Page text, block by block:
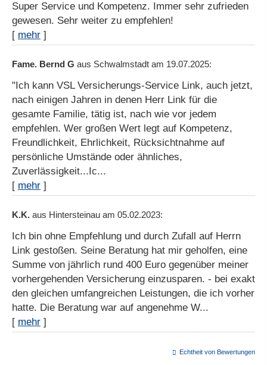
Super Service und Kompetenz. Immer sehr zufrieden
gewesen. Sehr weiter zu empfehlen!
[ mehr ]
Fame. Bernd G aus Schwalmstadt am 19.07.2025:
"Ich kann VSL Versicherungs-Service Link, auch jetzt,
nach einigen Jahren in denen Herr Link für die
gesamte Familie, tätig ist, nach wie vor jedem
empfehlen. Wer großen Wert legt auf Kompetenz,
Freundlichkeit, Ehrlichkeit, Rücksichtnahme auf
persönliche Umstände oder ähnliches,
Zuverlässigkeit...Ic...
[ mehr ]
K.K. aus Hintersteinau am 05.02.2023:
Ich bin ohne Empfehlung und durch Zufall auf Herrn
Link gestoßen. Seine Beratung hat mir geholfen, eine
Summe von jährlich rund 400 Euro gegenüber meiner
vorhergehenden Versicherung einzusparen. - bei exakt
den gleichen umfangreichen Leistungen, die ich vorher
hatte. Die Beratung war auf angenehme W...
[ mehr ]
Echtheit von Bewertungen